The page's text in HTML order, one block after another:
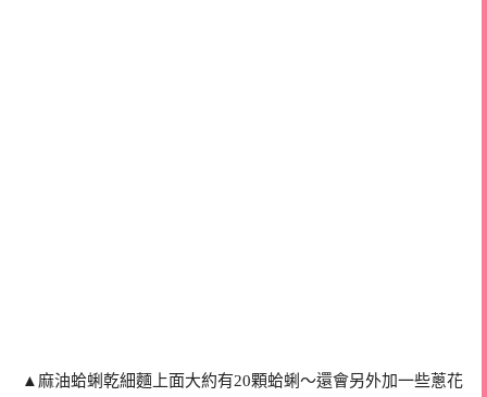
▲麻油蛤蜊乾細麵上面大約有20顆蛤蜊～還會另外加一些蔥花